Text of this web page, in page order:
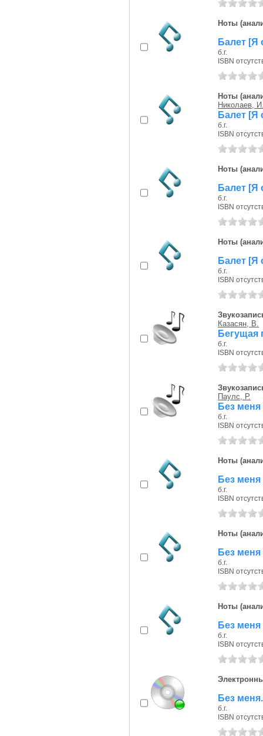
Ноты
Балет [Я
б.г.
ISBN
Ноты
Николаев,
Балет [Я
б.г.
ISBN
Ноты
Балет [Я
б.г.
ISBN
Ноты
Балет [Я
б.г.
ISBN
Казасян, В.
Бегущая
б.г.
ISBN
Паулс, Р.
Без меня
б.г.
ISBN
Ноты
Без
б.г.
ISBN
Ноты
Без
б.г.
ISBN
Ноты
Без
б.г.
ISBN
Без меня.
б.г.
ISBN